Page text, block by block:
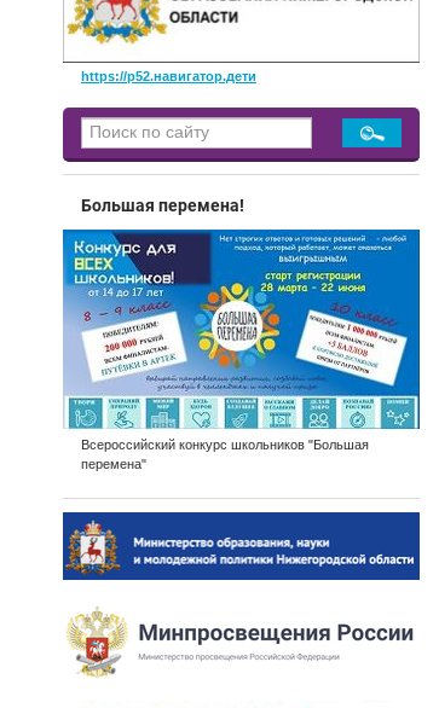
https://р52.навигатор.дети
Большая перемена!
Всероссийский конкурс школьников "Большая
перемена"